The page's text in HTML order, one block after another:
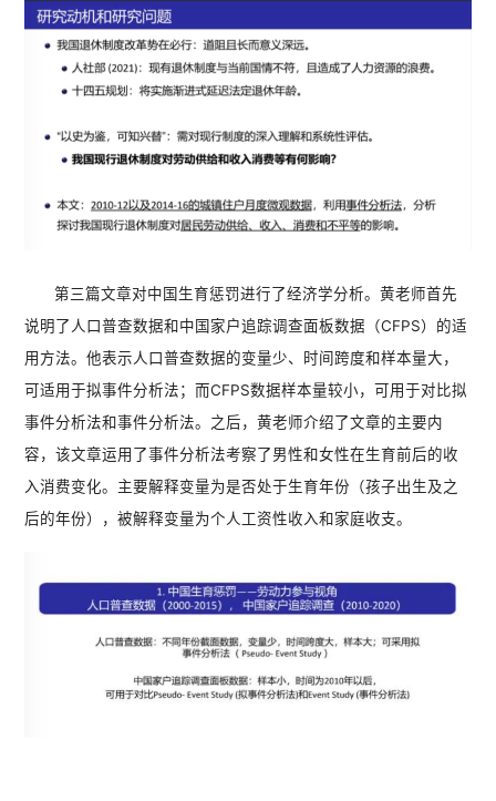
第三篇文章对中国生育惩罚进行了经济学分析。黄老师首先
说明了人口普查数据和中国家户追踪调查面板数据（CFPS）的适
用方法。他表示人口普查数据的变量少、时间跨度和样本量大，
可适用于拟事件分析法；而CFPS数据样本量较小，可用于对比拟
事件分析法和事件分析法。之后，黄老师介绍了文章的主要内
容，该文章运用了事件分析法考察了男性和女性在生育前后的收
入消费变化。主要解释变量为是否处于生育年份（孩子出生及之
后的年份），被解释变量为个人工资性收入和家庭收支。